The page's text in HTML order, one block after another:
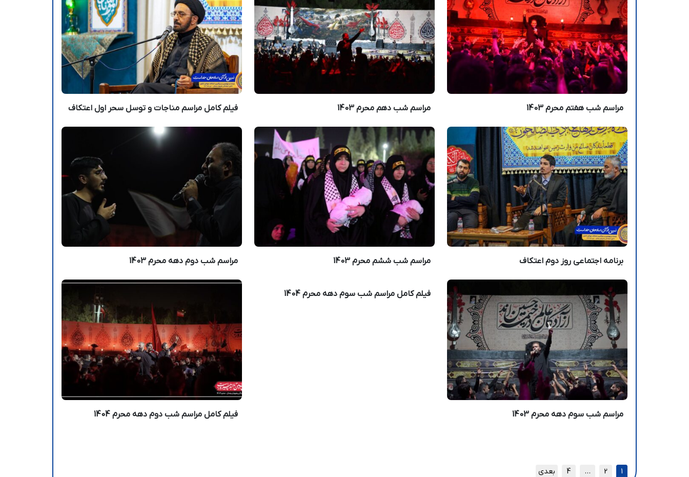
مراسم شب هفتم محرم 1403 مراسم شب دهم محرم 1403 فیلم کامل مراسم مناجات و توسل سحر اول اعتکاف
برنامه اجتماعی روز دوم اعتکاف مراسم شب‌ ششم محرم 1403 مراسم شب دوم دهه محرم 1403
مراسم شب سوم دهه محرم 1403
فیلم کامل مراسم شب سوم دهه محرم 1404
فیلم کامل مراسم شب دوم دهه محرم 1404
1
2
…
4 بعدی